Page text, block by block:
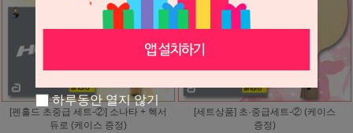
[펜홀드 초중급 세트-②] 소나타 + 헥서
듀로 (케이스 증정)
[세트상품] 초·중급세트-② (케이스
증정)
하루동안 열지 않기